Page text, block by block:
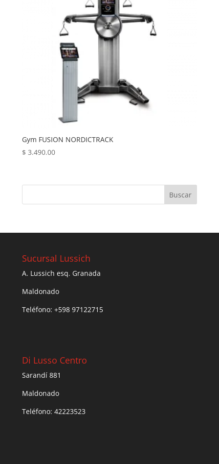
Gym FUSION NORDICTRACK
$ 3.490.00
Sucursal Lussich
A. Lussich esq. Granada
Maldonado
Teléfono: +598 97122715
Di Lusso Centro
Sarandí 881
Maldonado
Teléfono: 42223523